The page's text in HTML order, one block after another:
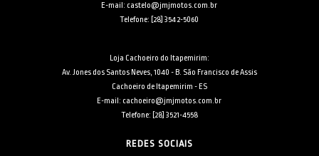
E-mail: castelo@jmjmotos.com.br
Telefone: [28] 3542-5060
Loja Cachoeiro do Itapemirim:
Av. Jones dos Santos Neves, 1040 - B. São Francisco de Assis
Cachoeiro de Itapemirim - ES
E-mail: cachoeiro@jmjmotos.com.br
Telefone: [28] 3521-4558
REDES SOCIAIS